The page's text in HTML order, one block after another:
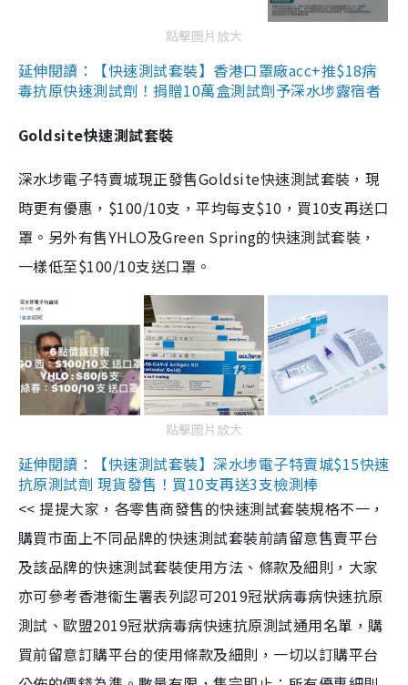
點擊圖片放大
延伸閱讀：【快速測試套裝】香港口罩廠acc+推$18病
毒抗原快速測試劑！捐贈10萬盒測試劑予深水埗露宿者
Goldsite快速測試套裝
深水埗電子特賣城現正發售Goldsite快速測試套裝，現
時更有優惠，$100/10支，平均每支$10，買10支再送口
罩。另外有售YHLO及Green Spring的快速測試套裝，
一樣低至$100/10支送口罩。
點擊圖片放大
延伸閱讀：【快速測試套裝】深水埗電子特賣城$15快速
抗原測試劑 現貨發售！買10支再送3支檢測棒
<< 提提大家，各零售商發售的快速測試套裝規格不一，
購買市面上不同品牌的快速測試套裝前請留意售賣平台
及該品牌的快速測試套裝使用方法、條款及細則，大家
亦可參考香港衞生署表列認可2019冠狀病毒病快速抗原
測試、歐盟2019冠狀病毒病快速抗原測試通用名單，購
買前留意訂購平台的使用條款及細則，一切以訂購平台